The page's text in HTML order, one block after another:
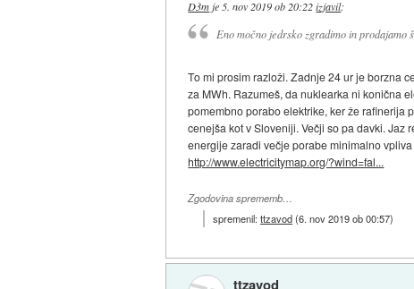
D3mje5. nov 2019 ob 20:22 izjavil:
Eno močno jedrsko zgradimo in prodajamo
To mi prosim razloži. Zadnje 24 ur je borzna
za MWh. Razumeš, da nuklearka ni konična
pomembno porabo elektrike, ker že rafinerija
cenejša kot v Sloveniji. Večji so pa davki. Jaz
energije zaradi večje porabe minimalno
http://www.electricitymap.org/?wind=fal...
Zgodovina sprememb…
spremenil:ttzavod(6. nov 2019 ob 00:57)
ttzavod